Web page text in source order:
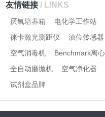
友情链接/ LINKS
厌氧培养箱 电化学工作站
徕卡激光测距仪
油位传感器
空气消毒机
Benchmark离
全自动磨抛机
空气净化器
试剂盒品牌